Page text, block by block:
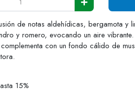
de notas aldehídicas, bergamota y
y romero, evocando un aire
con un fondo cálido de
15%